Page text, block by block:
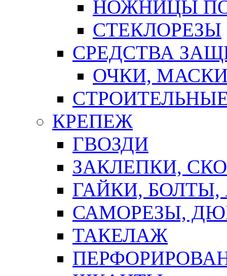
НОЖНИЦЫ
СТЕКЛОРЕЗЫ
СРЕДСТВА
ОЧКИ,
КРЕПЕЖ
ГВОЗДИ
ЗАКЛЕПКИ,
ГАЙКИ,
САМОРЕЗЫ,
ТАКЕЛАЖ